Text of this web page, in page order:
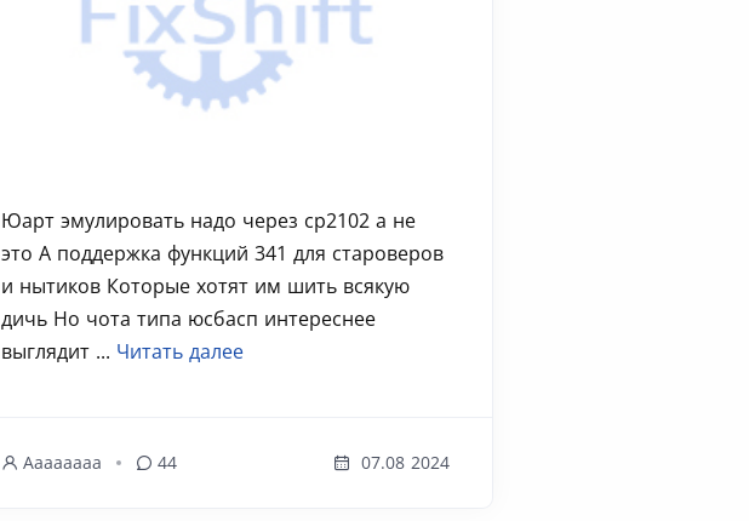
Юарт эмулировать надо через cp2102 а не
это А поддержка функций 341 для староверов
и нытиков Которые хотят им шить всякую
дичь Но чота типа юсбасп интереснее
выглядит ... Читать далее
Aaaaaaaa 44 07.08 2024